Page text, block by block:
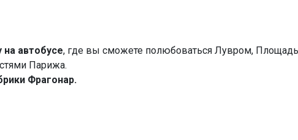
на автобусе, где вы сможете полюбоваться Лувром,
Парижа.
Фрагонар.